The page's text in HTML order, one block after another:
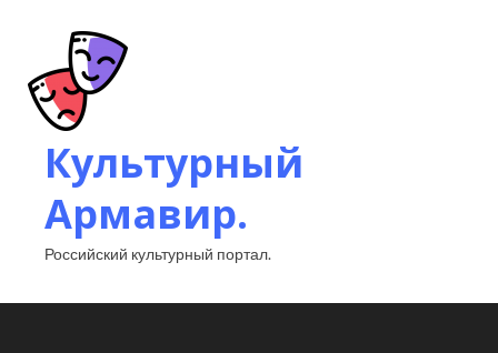
Культурный
Армавир.
Российский культурный портал.